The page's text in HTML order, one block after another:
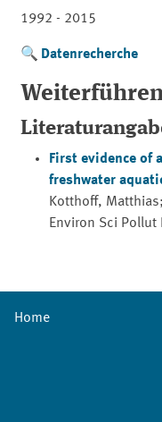
1992 - 2015
Datenrecherche
First evidence of
freshwater
Kotthoff,
Environ Sci Pollut
Home